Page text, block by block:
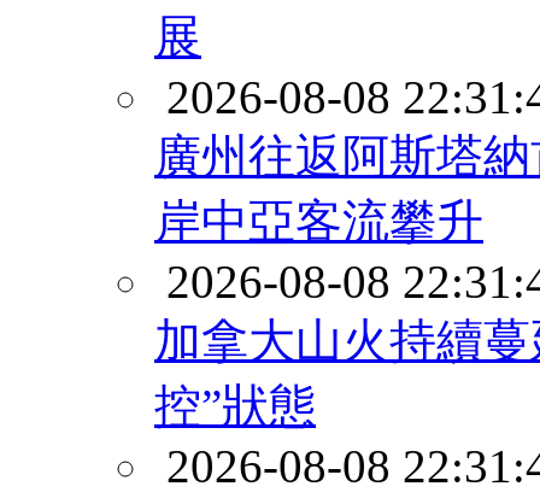
展
2026-08-08
廣州往返阿斯塔
岸中亞客流攀升
2026-08-08
加拿大山火持續
控”狀態
2026-08-08